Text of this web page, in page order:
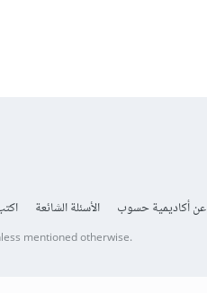
عن أكاديمية حسوب الأسئلة الشائعة
mentioned otherwise.